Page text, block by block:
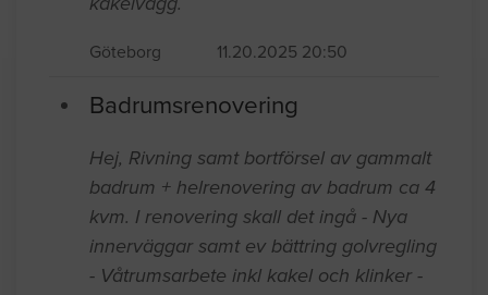
samt fog i kök mellan köksbänk och
kakelvägg.
Badrumsrenovering
Hej, Rivning samt bortförsel av gammalt
badrum + helrenovering av badrum ca 4